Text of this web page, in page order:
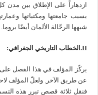
ازدهاراً على الإطلاق بين مدن
بسبب جامعتها ومكتباتها
شبهها الرحّالة الألمان أيضًا بروما.
II.الخطاب التاريخي الجغرافي:
يركّز المؤلف في هذا الفصل على
عن طريق الآخر. ولعلّ المؤلف
فنقل ثلاثة قصص تبرر هذه